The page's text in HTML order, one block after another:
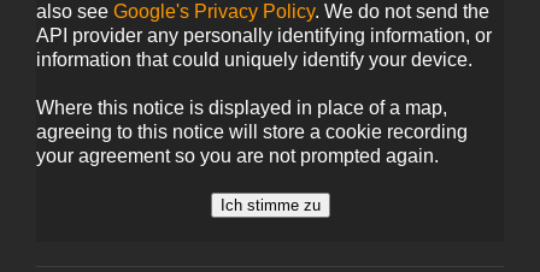
also see Google's Privacy Policy. We do not send the
API provider any personally identifying information, or
information that could uniquely identify your device.
Where this notice is displayed in place of a map,
agreeing to this notice will store a cookie recording
your agreement so you are not prompted again.
Ich stimme zu